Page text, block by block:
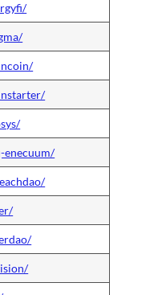
enecuum/